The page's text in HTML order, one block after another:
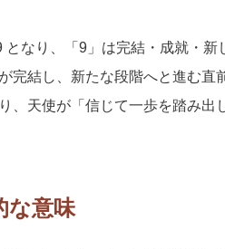
となり、「9」は完結・成就・
完結し、新たな段階へと進む直
、天使が「信じて一歩を踏み
な意味